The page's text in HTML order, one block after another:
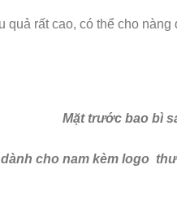
rất cao, có thể cho
Mặt trước bao bì
cho nam kèm logo